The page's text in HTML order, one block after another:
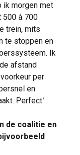
ik morgen met
500 à 700
trein, mits
te stoppen en
Ik
afstand
per
en
Perfect.’
de coalitie en